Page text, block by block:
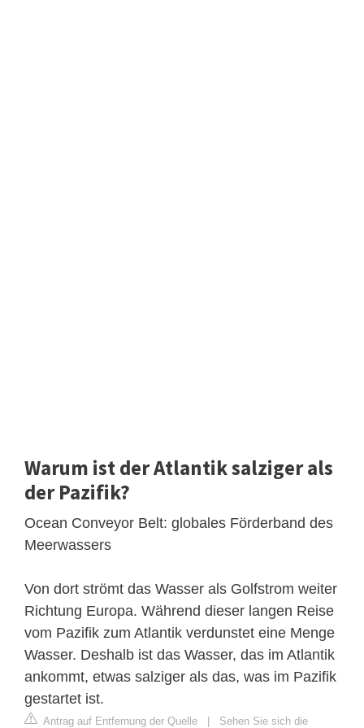
Warum ist der Atlantik salziger als
der Pazifik?
Ocean Conveyor Belt: globales Förderband des
Meerwassers
Von dort strömt das Wasser als Golfstrom weiter
Richtung Europa. Während dieser langen Reise
vom Pazifik zum Atlantik verdunstet eine Menge
Wasser. Deshalb ist das Wasser, das im Atlantik
ankommt, etwas salziger als das, was im Pazifik
gestartet ist.
Antrag auf Entfernung der Quelle | Sehen Sie sich die